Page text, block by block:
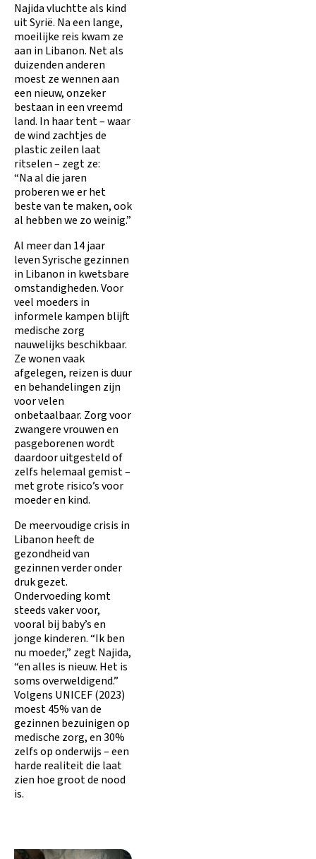
Najida vluchtte als kind
uit Syrië. Na een lange,
moeilijke reis kwam ze
aan in Libanon. Net als
duizenden anderen
moest ze wennen aan
een nieuw, onzeker
bestaan in een vreemd
land. In haar tent – waar
de wind zachtjes de
plastic zeilen laat
ritselen – zegt ze:
“Na al die jaren
proberen we er het
beste van te maken, ook
al hebben we zo weinig.”
Al meer dan 14 jaar
leven Syrische gezinnen
in Libanon in kwetsbare
omstandigheden. Voor
veel moeders in
informele kampen blijft
medische zorg
nauwelijks beschikbaar.
Ze wonen vaak
afgelegen, reizen is duur
en behandelingen zijn
voor velen
onbetaalbaar. Zorg voor
zwangere vrouwen en
pasgeborenen wordt
daardoor uitgesteld of
zelfs helemaal gemist –
met grote risico’s voor
moeder en kind.
De meervoudige crisis in
Libanon heeft de
gezondheid van
gezinnen verder onder
druk gezet.
Ondervoeding komt
steeds vaker voor,
vooral bij baby’s en
jonge kinderen. “Ik ben
nu moeder,” zegt Najida,
“en alles is nieuw. Het is
soms overweldigend.”
Volgens UNICEF (2023)
moest 45% van de
gezinnen bezuinigen op
medische zorg, en 30%
zelfs op onderwijs – een
harde realiteit die laat
zien hoe groot de nood
is.